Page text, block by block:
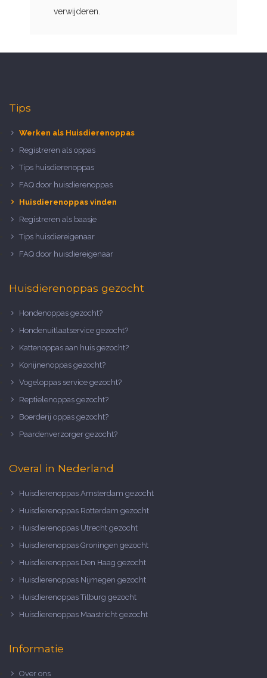
verwijderen.
Tips
Werken als Huisdierenoppas
Registreren als oppas
Tips huisdierenoppas
FAQ door huisdierenoppas
Huisdierenoppas vinden
Registreren als baasje
Tips huisdiereigenaar
FAQ door huisdiereigenaar
Huisdierenoppas gezocht
Hondenoppas gezocht?
Hondenuitlaatservice gezocht?
Kattenoppas aan huis gezocht?
Konijnenoppas gezocht?
Vogeloppas service gezocht?
Reptielenoppas gezocht?
Boerderij oppas gezocht?
Paardenverzorger gezocht?
Overal in Nederland
Huisdierenoppas Amsterdam gezocht
Huisdierenoppas Rotterdam gezocht
Huisdierenoppas Utrecht gezocht
Huisdierenoppas Groningen gezocht
Huisdierenoppas Den Haag gezocht
Huisdierenoppas Nijmegen gezocht
Huisdierenoppas Tilburg gezocht
Huisdierenoppas Maastricht gezocht
Informatie
Over ons